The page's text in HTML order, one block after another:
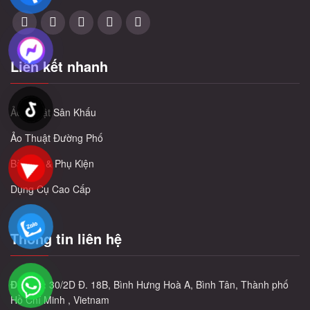
Liên kết nhanh
Ảo Thuật Sân Khấu
Ảo Thuật Đường Phố
Bài Tây & Phụ Kiện
Dụng Cụ Cao Cấp
Thông tin liên hệ
Địa chỉ: 30/2D Đ. 18B, Bình Hưng Hoà A, Bình Tân, Thành phố
Hồ Chí Minh , Vietnam